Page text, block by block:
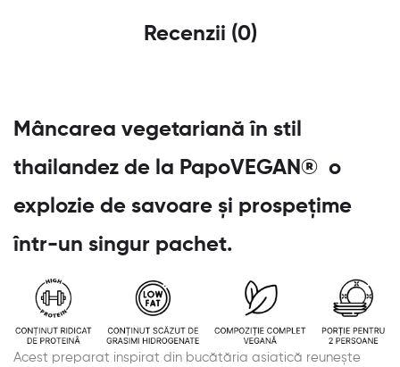
Recenzii (0)
Mâncarea vegetariană în stil
thailandez de la PapoVEGAN® o
explozie de savoare și prospețime
într-un singur pachet.
Acest preparat inspirat din bucătăria asiatică reunește